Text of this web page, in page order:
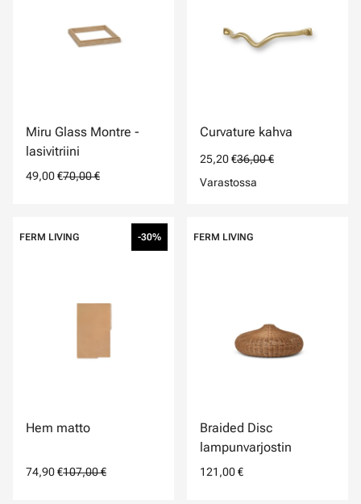
Miru Glass Montre -
lasivitriini
49,00 €70,00 €
Curvature kahva
25,20 €36,00 €
Varastossa
FERM LIVING -30%
Hem matto
74,90 €107,00 €
FERM LIVING
Braided Disc
lampunvarjostin
121,00 €